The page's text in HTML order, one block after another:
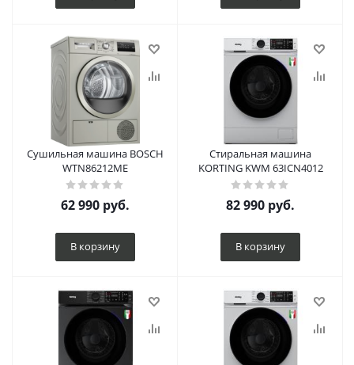
Сушильная машина BOSCH
WTN86212ME
62 990 руб.
В корзину
Стиральная машина
KORTING KWM 63ICN4012
82 990 руб.
В корзину